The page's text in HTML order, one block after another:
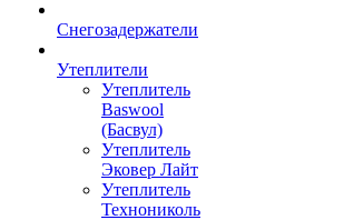
Снегозадержатели
Утеплители
Утеплитель
Baswool
(Басвул)
Утеплитель
Эковер Лайт
Утеплитель
Технониколь